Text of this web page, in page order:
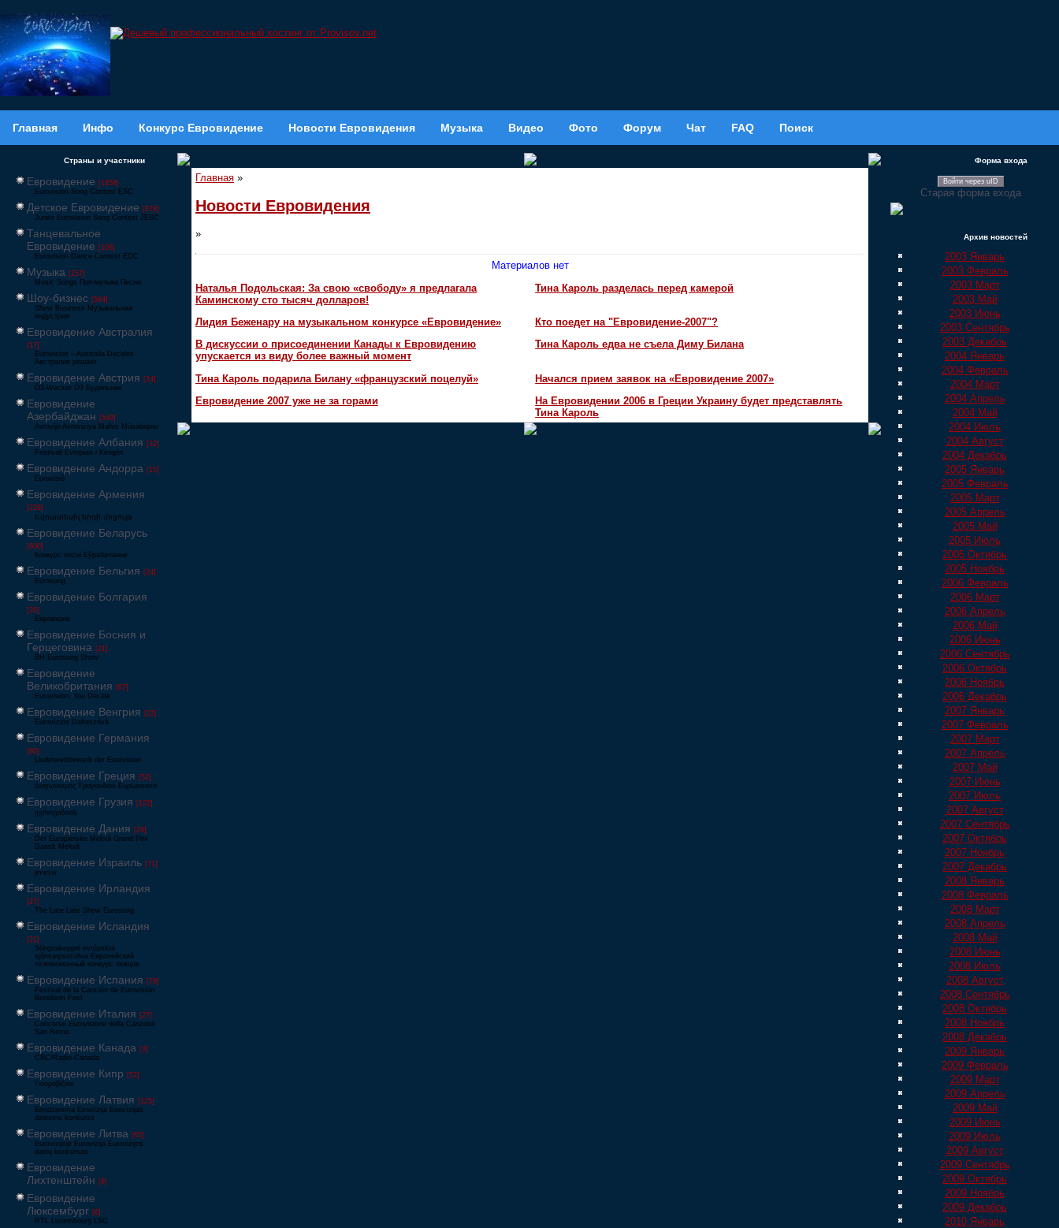
Главная Инфо Конкурс Евровидение Новости Евровидения Музыка Видео Фото Форум Чат FAQ Поиск
Страны и участники
Евровидение [1858]
Eurovision Song Contest ESC
Детское Евровидение [878]
Junior Eurovision Song Contest JESC
Танцевальное
Евровидение [106]
Eurovision Dance Contest EDC
Музыка [257]
Music Songs Поп-музыка Песни
Шоу-бизнес [564]
Show Business Музыкальная
индустрия
Евровидение Австралия
[17]
Eurovision – Australia Decides
Австралия решает
Евровидение Австрия [24]
Ö3-Wecker Ö3 Будильник
Евровидение
Азербайджан [549]
Avrovijn Avroviziya Mahnı Müsabiqəsi
Евровидение Албания [32]
Festivali Evropian i Këngës
Евровидение Андорра [15]
Eurovisió
Евровидение Армения
[228]
Եվրատեսիլ երգի մրցույթ
Евровидение Беларусь
[600]
Конкурс песні Еўрабачанне
Евровидение Бельгия [24]
Eurosong
Евровидение Болгария
[26]
Евровизия
Евровидение Босния и
Герцеговина [21]
BH Eurosong Show
Евровидение
Великобритания [67]
Eurovision: You Decide
Евровидение Венгрия [22]
Eurovíziós Dalfesztivá
Евровидение Германия
[80]
Liederwettbewerb der Eurovision
Евровидение Греция [52]
Διαγωνισμός Τραγουδιού Ευρώεικονα
Евровидение Грузия [122]
ევროვიზიის
Евровидение Дания [29]
Det Europæiske Melodi Grand Prix
Dansk Melodi
Евровидение Израиль [71]
‏אירוויזיון
Евровидение Ирландия
[27]
The Late Late Show Eurosong
Евровидение Исландия
[21]
Söngvakeppni evrópskra
sjónvarpsstöðva Европейский
телевизионный конкурс певцов
Евровидение Испания [79]
Festival de la Canción de Eurovisión
Benidorm Fest
Евровидение Италия [27]
Concorso Eurovisione della Canzone
San Remo
Евровидение Канада [3]
CBC/Radio-Canada
Евровидение Кипр [52]
Γιουροβίζιον
Евровидение Латвия [125]
Eirodziesma Eirovīzija Eirovīzijas
dziesmu konkurss
Евровидение Литва [65]
Eurovizijoje Eurovizija Eurovizijos
dainų konkursas
Евровидение
Лихтенштейн [6]
Евровидение
Люксембург [6]
RTL Luxembourg LSC
Главная »
Новости Евровидения
»
Материалов нет
Наталья Подольская: За свою «свободу» я предлагала
Каминскому сто тысяч долларов!
Тина Кароль разделась перед камерой
Лидия Беженару на музыкальном конкурсе «Евровидение»
Кто поедет на "Евровидение-2007"?
В дискуссии о присоединении Канады к Евровидению
упускается из виду более важный момент
Тина Кароль едва не съела Диму Билана
Тина Кароль подарила Билану «французский поцелуй»
Начался прием заявок на «Евровидение 2007»
Евровидение 2007 уже не за горами
На Евровидении 2006 в Греции Украину будет представлять
Тина Кароль
Форма входа
Войти через uID
Старая форма входа
Архив новостей
2003 Январь
2003 Февраль
2003 Март
2003 Май
2003 Июнь
2003 Сентябрь
2003 Декабрь
2004 Январь
2004 Февраль
2004 Март
2004 Апрель
2004 Май
2004 Июль
2004 Август
2004 Декабрь
2005 Январь
2005 Февраль
2005 Март
2005 Апрель
2005 Май
2005 Июль
2005 Октябрь
2005 Ноябрь
2006 Февраль
2006 Март
2006 Апрель
2006 Май
2006 Июнь
2006 Сентябрь
2006 Октябрь
2006 Ноябрь
2006 Декабрь
2007 Январь
2007 Февраль
2007 Март
2007 Апрель
2007 Май
2007 Июнь
2007 Июль
2007 Август
2007 Сентябрь
2007 Октябрь
2007 Ноябрь
2007 Декабрь
2008 Январь
2008 Февраль
2008 Март
2008 Апрель
2008 Май
2008 Июнь
2008 Июль
2008 Август
2008 Сентябрь
2008 Октябрь
2008 Ноябрь
2008 Декабрь
2009 Январь
2009 Февраль
2009 Март
2009 Апрель
2009 Май
2009 Июнь
2009 Июль
2009 Август
2009 Сентябрь
2009 Октябрь
2009 Ноябрь
2009 Декабрь
2010 Январь